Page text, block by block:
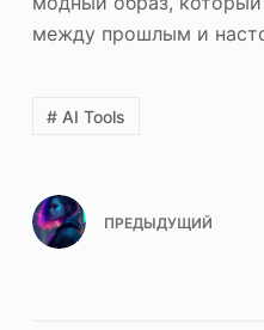
между прошлым и
# AI Tools
ПРЕДЫДУЩИЙ